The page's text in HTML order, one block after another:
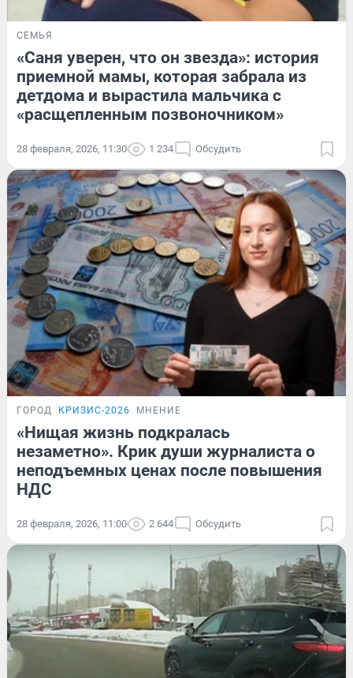
СЕМЬЯ
«Саня уверен, что он звезда»: история
приемной мамы, которая забрала из
детдома и вырастила мальчика с
«расщепленным позвоночником»
28 февраля, 2026, 11:30 1 234 Обсудить
ГОРОД КРИЗИС-2026 МНЕНИЕ
«Нищая жизнь подкралась
незаметно». Крик души журналиста о
неподъемных ценах после повышения
НДС
28 февраля, 2026, 11:00 2 644 Обсудить